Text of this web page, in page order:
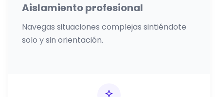
Aislamiento profesional
Navegas situaciones complejas sintiéndote
solo y sin orientación.